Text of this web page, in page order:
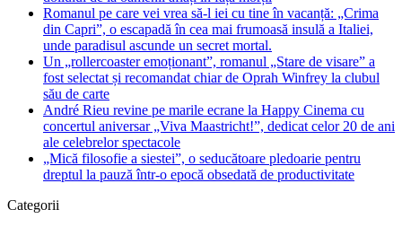
Romanul pe care vei vrea să-l iei cu tine în vacanță: „Crima
din Capri”, o escapadă în cea mai frumoasă insulă a Italiei,
unde paradisul ascunde un secret mortal.
Un „rollercoaster emoționant”, romanul „Stare de visare” a
fost selectat și recomandat chiar de Oprah Winfrey la clubul
său de carte
André Rieu revine pe marile ecrane la Happy Cinema cu
concertul aniversar „Viva Maastricht!”, dedicat celor 20 de ani
ale celebrelor spectacole
„Mică filosofie a siestei”, o seducătoare pledoarie pentru
dreptul la pauză într-o epocă obsedată de productivitate
Categorii